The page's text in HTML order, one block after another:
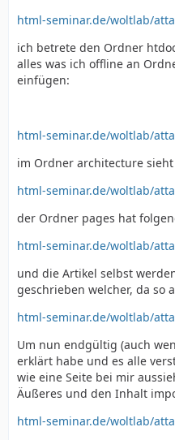
html-seminar.de/woltlab/
ich betrete den Ordner
alles was ich offline an
einfügen:
html-seminar.de/woltlab/
im Ordner architecture sieht
html-seminar.de/woltlab/
der Ordner pages hat
html-seminar.de/woltlab/
und die Artikel selbst
geschrieben welcher, da so
html-seminar.de/woltlab/
Um nun endgültig (auch
erklärt habe und es alle
wie eine Seite bei mir
Äußeres und den Inhalt
html-seminar.de/woltlab/